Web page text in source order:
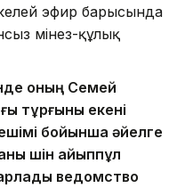
эфир барысында
мінез-құлық
оның Семей
тұрғыны екені
бойынша әйелге
үшін айыппұл
ведомство